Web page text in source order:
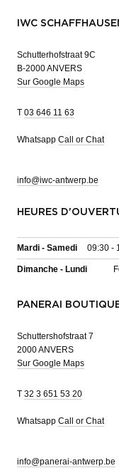
IWC
Schutterhofstraat 9C
B-2000 ANVERS
Sur Google Maps
T 03 646 11 63
Whatsapp Call or Chat
info@iwc-antwerp.be
HEURES
Mardi - Samedi 09:30 -
Dimanche - Lundi
PANERAI
Schuttershofstraat 7
2000 ANVERS
Sur Google Maps
T 32 3 651 53 20
Whatsapp Call or Chat
info@panerai-antwerp.be